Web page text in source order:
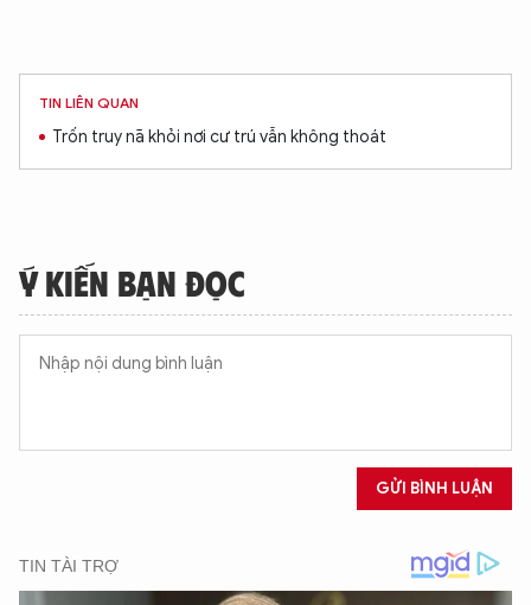
TIN LIÊN QUAN
Trốn truy nã khỏi nơi cư trú vẫn không thoát
Ý KIẾN BẠN ĐỌC
GỬI BÌNH LUẬN